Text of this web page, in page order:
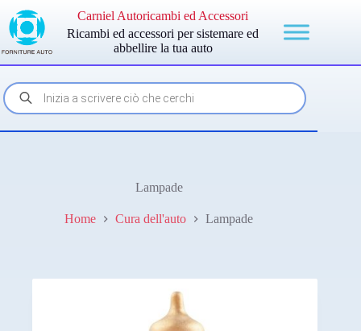
contenuto
Carniel Autoricambi ed Accessori
Ricambi ed accessori per sistemare ed
abbellire la tua auto
Products
search
Lampade
Home Cura dell'auto Lampade